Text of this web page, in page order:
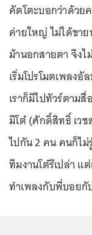
คัตโตะบอกว่าด้วย
ค่ายใหญ่ ไม่ได้ขา
ม้านอกสายตา จึง
เริ่มโปรโมตเพลง
เราก็มีไปทัวร์ตาม
มีโต๋ (ศักดิ์สิทธิ์ เว
ไปกัน 2 คน คนก็ไม่
ทีมงานโต๋รึเปล่า แต่
ทำเพลงกับพี่บอยกั